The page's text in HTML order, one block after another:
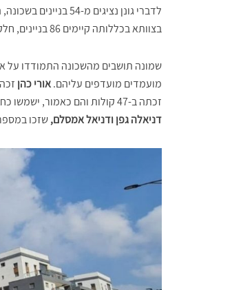
בצוותא בכללותה קיימים 86 בניינים, חלקם עדיין בבנייה.
שמונה תושבים מהשכונה התמודדו על
מועמדים מועדפים עליהם.אורי כהן זכה ב-
זכתה ב-47 קולות והם כאמור, ישמשו כחברי הוועד החדשים. מולם התמודדו ארבעה מועמדים נוספים,
דניאלה גפן ודניאל אמסלם,שזכו